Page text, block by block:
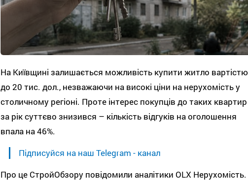
На Київщині залишається можливість купити житло вартістю
до 20 тис. дол., незважаючи на високі ціни на нерухомість у
столичному регіоні. Проте інтерес покупців до таких квартир
за рік суттєво знизився – кількість відгуків на оголошення
впала на 46%.
Підписуйся на наш Telegram - канал
Про це СтройОбзору повідомили аналітики OLX Нерухомість.